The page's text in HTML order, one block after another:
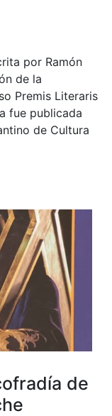
por Ramón
de la
Premis Literaris
fue publicada
de Cultura
de